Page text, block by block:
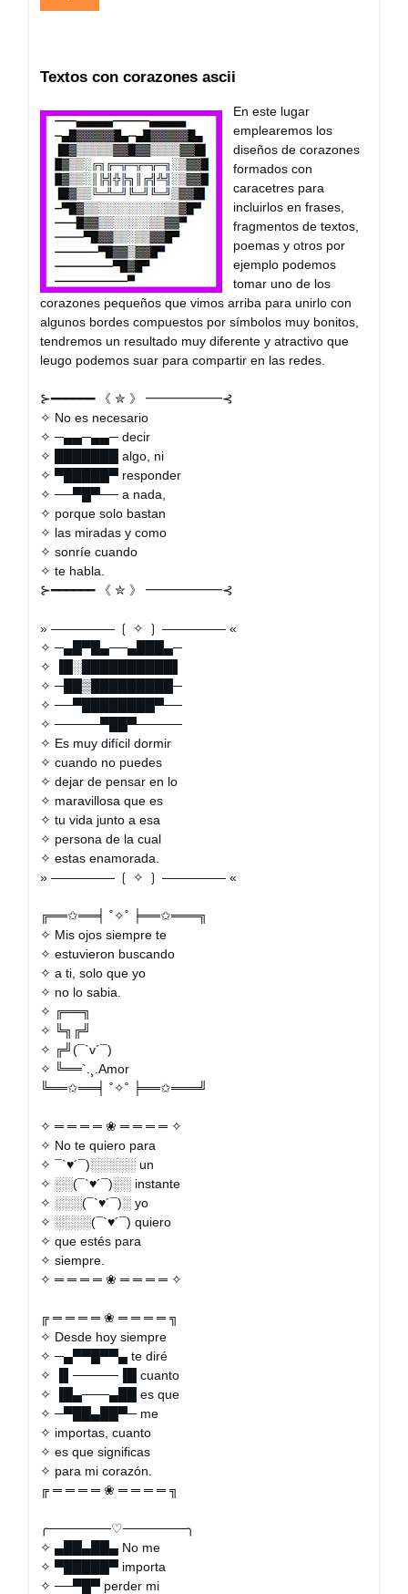
Textos con corazones ascii
En este lugar
emplearemos los
diseños de corazones
formados con
caracetres para
incluirlos en frases,
fragmentos de textos,
poemas y otros por
ejemplo podemos
tomar uno de los
corazones pequeños que vimos arriba para unirlo con
algunos bordes compuestos por símbolos muy bonitos,
tendremos un resultado muy diferente y atractivo que
leugo podemos suar para compartir en las redes.
⊱━━━━━━ 《 ✮ 》 ━━━━━━⊰
✧ No es necesario
✧ ─▄▄─▄▄─ decir
✧ ███████ algo, ni
✧ ▀█████▀ responder
✧ ──▀█▀── a nada,
✧ porque solo bastan
✧ las miradas y como
✧ sonríe cuando
✧ te habla.
⊱━━━━━━ 《 ✮ 》 ━━━━━━⊰
» ————— ❲ ✧ ❳ ————— «
✧ ─▄█▀█▄──▄███▄─
✧ ▐█░██████████▌
✧ ─██▒█████████─
✧ ──▀████████▀──
✧ ─────▀██▀─────
✧ Es muy difícil dormir
✧ cuando no puedes
✧ dejar de pensar en lo
✧ maravillosa que es
✧ tu vida junto a esa
✧ persona de la cual
✧ estas enamorada.
» ————— ❲ ✧ ❳ ————— «
╔══✩══╡ ˚✧˚ ╞══✩═══╗
✧ Mis ojos siempre te
✧ estuvieron buscando
✧ a ti, solo que yo
✧ no lo sabia.
✧ ╔══╗
✧ ╚╗╔╝
✧ ╔╝(¯`v´¯)
✧ ╚══`.¸.Amor
╚══✩══╡ ˚✧˚ ╞══✩═══╝
✧ ═ ═ ═ ═ ❀ ═ ═ ═ ═ ✧
✧ No te quiero para
✧ ¯`♥´¯)░░░░░ un
✧ ░░(¯`♥´¯)░░ instante
✧ ░░░(¯`♥´¯)░ yo
✧ ░░░░(¯`♥´¯) quiero
✧ que estés para
✧ siempre.
✧ ═ ═ ═ ═ ❀ ═ ═ ═ ═ ✧
╔ ═ ═ ═ ═ ❀ ═ ═ ═ ═ ╗
✧ Desde hoy siempre
✧ ─▄▀▀█▀▀▄ te diré
✧ ▐▌─────▐█ cuanto
✧ ▐█▄───▄██ es que
✧ ─▀██▄██▀─ me
✧ importas, cuanto
✧ es que significas
✧ para mi corazón.
╔ ═ ═ ═ ═ ❀ ═ ═ ═ ═ ╗
╭───────♡───────╮
✧ ▄██▄██▄ No me
✧ ▀█████▀ importa
✧ ──▀█▀ perder mi